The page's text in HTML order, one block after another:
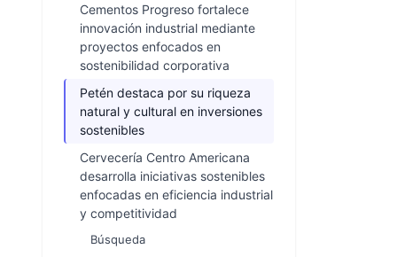
Cementos Progreso fortalece
innovación industrial mediante
proyectos enfocados en
sostenibilidad corporativa
Petén destaca por su riqueza
natural y cultural en inversiones
sostenibles
Cervecería Centro Americana
desarrolla iniciativas sostenibles
enfocadas en eficiencia industrial
y competitividad
Búsqueda